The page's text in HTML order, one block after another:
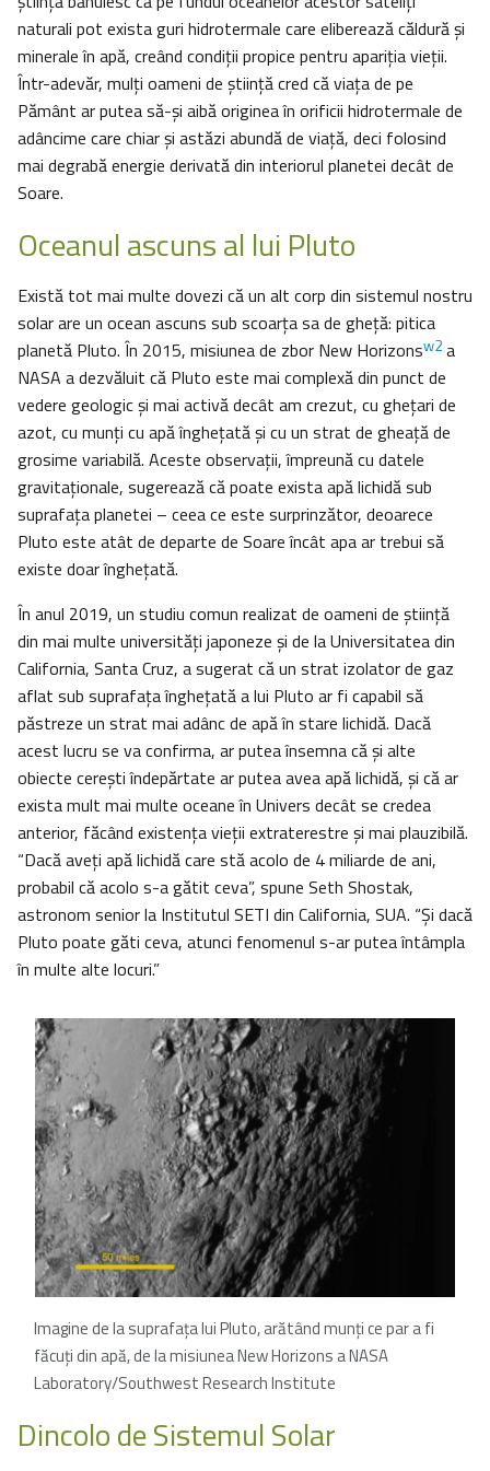
naturali pot exista guri hidrotermale care eliberează căldură și
minerale în apă, creând condiții propice pentru apariţia vieții.
Într-adevăr, mulți oameni de știință cred că viața de pe
Pământ ar putea să-şi aibă originea în orificii hidrotermale de
adâncime care chiar și astăzi abundă de viață, deci folosind
mai degrabă energie derivată din interiorul planetei decât de
Soare.
Oceanul ascuns al lui Pluto
Există tot mai multe dovezi că un alt corp din sistemul nostru
solar are un ocean ascuns sub scoarța sa de gheță: pitica
planetă Pluto. În 2015, misiunea de zbor New Horizonsw2a
NASA a dezvăluit că Pluto este mai complexă din punct de
vedere geologic și mai activă decât am crezut, cu ghețari de
azot, cu munți cu apă înghețată și cu un strat de gheață de
grosime variabilă. Aceste observații, împreună cu datele
gravitaționale, sugerează că poate exista apă lichidă sub
suprafața planetei – ceea ce este surprinzător, deoarece
Pluto este atât de departe de Soare încât apa ar trebui să
existe doar înghețată.
În anul 2019, un studiu comun realizat de oameni de știință
din mai multe universități japoneze și de la Universitatea din
California, Santa Cruz, a sugerat că un strat izolator de gaz
aflat sub suprafața înghețată a lui Pluto ar fi capabil să
păstreze un strat mai adânc de apă în stare lichidă. Dacă
acest lucru se va confirma, ar putea însemna că și alte
obiecte cerești îndepărtate ar putea avea apă lichidă, și că ar
exista mult mai multe oceane în Univers decât se credea
anterior, făcând existența vieții extraterestre și mai plauzibilă.
“Dacă aveți apă lichidă care stă acolo de 4 miliarde de ani,
probabil că acolo s-a gătit ceva”, spune Seth Shostak,
astronom senior la Institutul SETI din California, SUA. “Și dacă
Pluto poate găti ceva, atunci fenomenul s-ar putea întâmpla
în multe alte locuri.”
Imagine de la suprafaţa lui Pluto, arătând munţi ce par a fi
făcuţi din apă, de la misiunea New Horizons a NASA
Laboratory/Southwest Research Institute
Dincolo de Sistemul Solar